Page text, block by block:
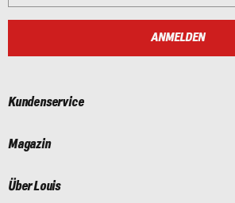
ANMELDEN
Kundenservice
Magazin
Über Louis